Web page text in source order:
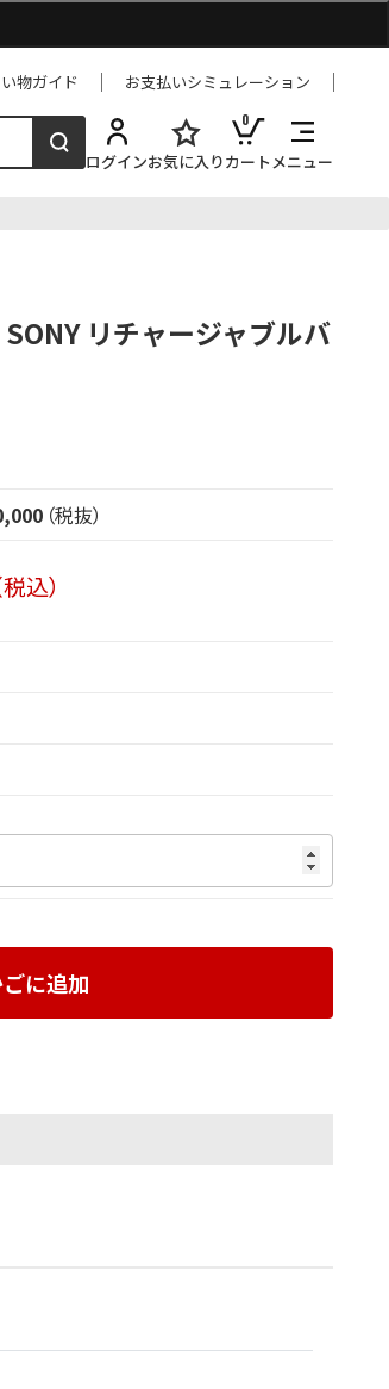
物ガイド お支払いシミュレーション
ログインお気に入り
0
カートメニュー
リチャージャブルバ
（税抜）
税込）
に追加